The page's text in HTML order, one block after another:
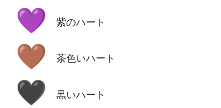
💜 紫のハート
🤎 茶色いハート
🖤 黒いハート